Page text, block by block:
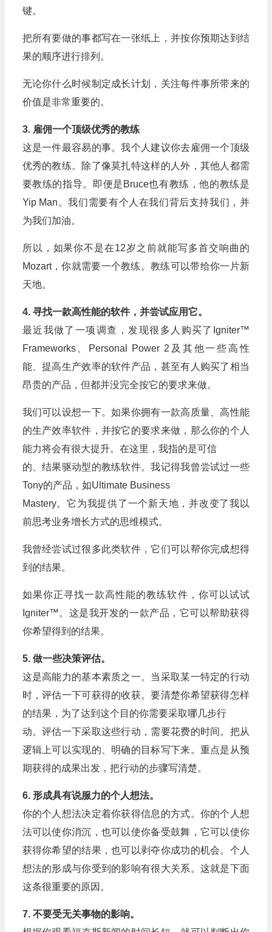
键。
把所有要做的事都写在一张纸上，并按你预期达到结
果的顺序进行排列。
无论你什么时候制定成长计划，关注每件事所带来的
价值是非常重要的。
3. 雇佣一个顶级优秀的教练
这是一件最容易的事。我个人建议你去雇佣一个顶级
优秀的教练。除了像莫扎特这样的人外，其他人都需
要教练的指导。即便是Bruce也有教练，他的教练是
Yip Man。我们需要有个人在我们背后支持我们，并
为我们加油。
所以，如果你不是在12岁之前就能写多首交响曲的
Mozart，你就需要一个教练。教练可以带给你一片新
天地。
4. 寻找一款高性能的软件，并尝试应用它。
最近我做了一项调查，发现很多人购买了Igniter™
Frameworks、Personal Power 2及其他一些高性
能、提高生产效率的软件产品，甚至有人购买了相当
昂贵的产品，但都并没完全按它的要求来做。
我们可以设想一下。如果你拥有一款高质量、高性能
的生产效率软件，并按它的要求来做，那么你的个人
能力将会有很大提升。在这里，我指的是可信
的、结果驱动型的教练软件。我记得我曾尝试过一些
Tony的产品，如Ultimate Business
Mastery。它为我提供了一个新天地，并改变了我以
前思考业务增长方式的思维模式。
我曾经尝试过很多此类软件，它们可以帮你完成想得
到的结果。
如果你正寻找一款高性能的教练软件，你可以试试
Igniter™。这是我开发的一款产品，它可以帮助获得
你希望得到的结果。
5. 做一些决策评估。
这是高能力的基本素质之一。当采取某一特定的行动
时，评估一下可获得的收获。要清楚你希望获得怎样
的结果，为了达到这个目的你需要采取哪几步行
动。评估一下采取这些行动，需要花费的时间。把从
逻辑上可以实现的、明确的目标写下来。重点是从预
期获得的成果出发，把行动的步骤写清楚。
6. 形成具有说服力的个人想法。
你的个人想法决定着你获得信息的方式。你的个人想
法可以使你消沉，也可以使你备受鼓舞，它可以使你
获得你希望的结果，也可以剥夺你成功的机会。个人
想法的形成与你受到的影响有很大关系。这就是下面
这条很重要的原因。
7. 不要受无关事物的影响。